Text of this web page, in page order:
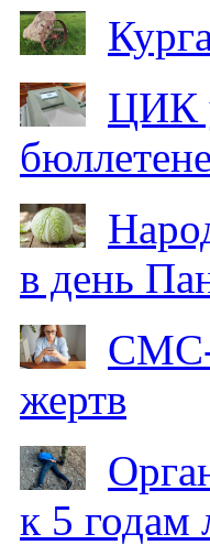
ЦИК
в день
СМС-
жертв
к 5 годам